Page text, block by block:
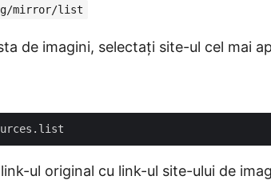
mirror/list
de imagini, selectați site-ul cel mai
ul original cu link-ul site-ului de